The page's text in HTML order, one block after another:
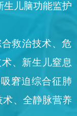
生儿脑功能监护
救治技术、危
、新生儿窒息
窘迫综合征肺
、全静脉营养